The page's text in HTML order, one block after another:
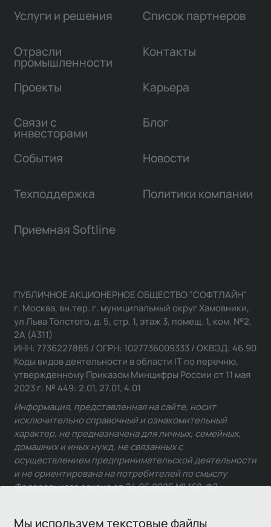
Мы используем текстовые файлы
Услуги и решения
Отрасли
промышленности
Проекты
Связи с
инвесторами
Список партнеров
Контакты
Карьера
Блог
События Новости
Техподдержка Политики компании
Приемная Softline
ПУБЛИЧНОЕ АКЦИОНЕРНОЕ ОБЩЕСТВО "СОФТЛАЙН"
г. Москва, вн.тер. г. муниципальный округ Хамовники,
ул Льва Толстого, д. 5, стр. 1, этаж 3, помещ. 1, ком. №2,
2А (А311)
ИНН: 7736227885 / ОГРН: 1027736009333 / ОКВЭД: 46.90
Коды видов деятельности в области IT по перечню,
утвержденному Приказом Минцифры России от 11 мая
2023 г. № 449: 2.01, 27.01, 4.01
Информация, представленная на сайте, носит
исключительно справочный и ознакомительный
характер, не предназначена для личных, семейных,
домашних и иных нужд, не связанных с
осуществлением предпринимательской деятельности
и не ориентирована на потребителей по смыслу
Федерального закона от 24.06.2025 № 168-ФЗ.